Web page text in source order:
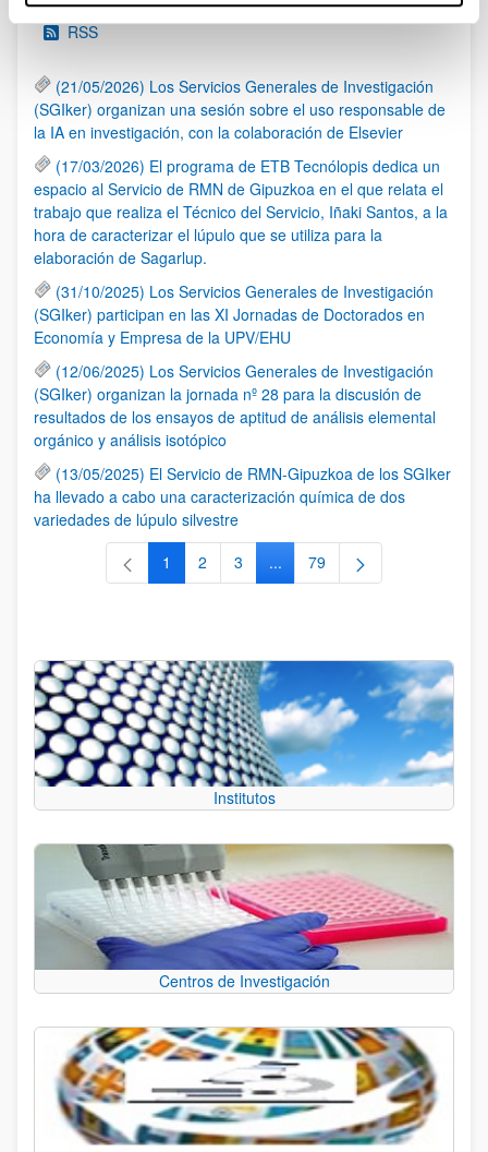
RSS
(21/05/2026) Los Servicios Generales de Investigación
(SGIker) organizan una sesión sobre el uso responsable de
la IA en investigación, con la colaboración de Elsevier
(17/03/2026) El programa de ETB Tecnólopis dedica un
espacio al Servicio de RMN de Gipuzkoa en el que relata el
trabajo que realiza el Técnico del Servicio, Iñaki Santos, a la
hora de caracterizar el lúpulo que se utiliza para la
elaboración de Sagarlup.
(31/10/2025) Los Servicios Generales de Investigación
(SGIker) participan en las XI Jornadas de Doctorados en
Economía y Empresa de la UPV/EHU
(12/06/2025) Los Servicios Generales de Investigación
(SGIker) organizan la jornada nº 28 para la discusión de
resultados de los ensayos de aptitud de análisis elemental
orgánico y análisis isotópico
(13/05/2025) El Servicio de RMN-Gipuzkoa de los SGIker
ha llevado a cabo una caracterización química de dos
variedades de lúpulo silvestre
Página
1 Página
2 Página
3 ...Páginas intermedias Use TAB
Página
79
Institutos
Centros de Investigación